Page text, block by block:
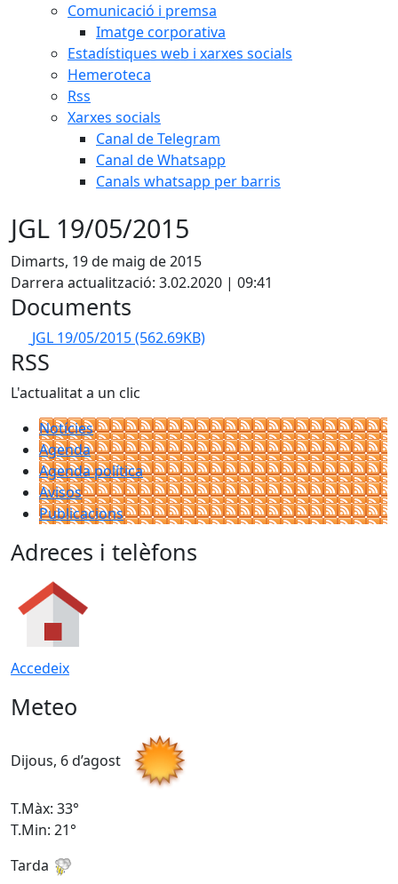
Comunicació i premsa
Imatge corporativa
Estadístiques web i xarxes socials
Hemeroteca
Rss
Xarxes socials
Canal de Telegram
Canal de Whatsapp
Canals whatsapp per barris
JGL 19/05/2015
Dimarts, 19 de maig de 2015
Darrera actualització: 3.02.2020 | 09:41
Documents
JGL 19/05/2015(562.69KB)
RSS
L'actualitat a un clic
Notícies
Agenda
Agenda política
Avisos
Publicacions
Adreces i telèfons
Accedeix
Meteo
Dijous, 6 d’agost
T.Màx: 33°
T.Min: 21°
Tarda